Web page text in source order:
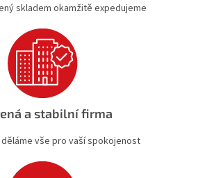
skladem okamžitě expedujeme
a stabilní firma
děláme vše pro vaší spokojenost